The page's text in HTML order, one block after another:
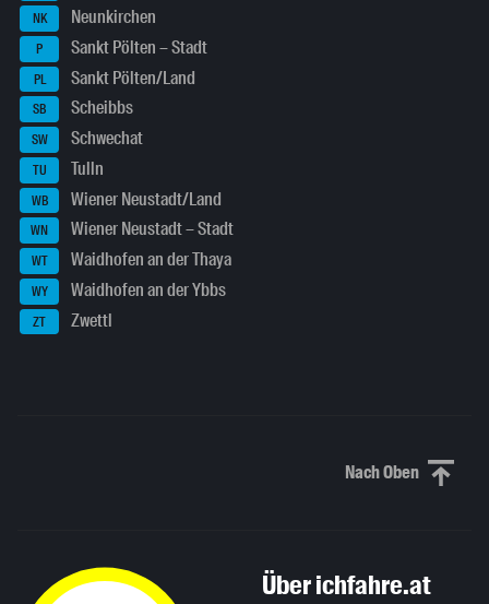
NK Neunkirchen
P Sankt Pölten – Stadt
PL Sankt Pölten/Land
SB Scheibbs
SW Schwechat
TU Tulln
WB Wiener Neustadt/Land
WN Wiener Neustadt – Stadt
WT Waidhofen an der Thaya
WY Waidhofen an der Ybbs
ZT Zwettl
Nach ObenNach oben
Über ichfahre.at